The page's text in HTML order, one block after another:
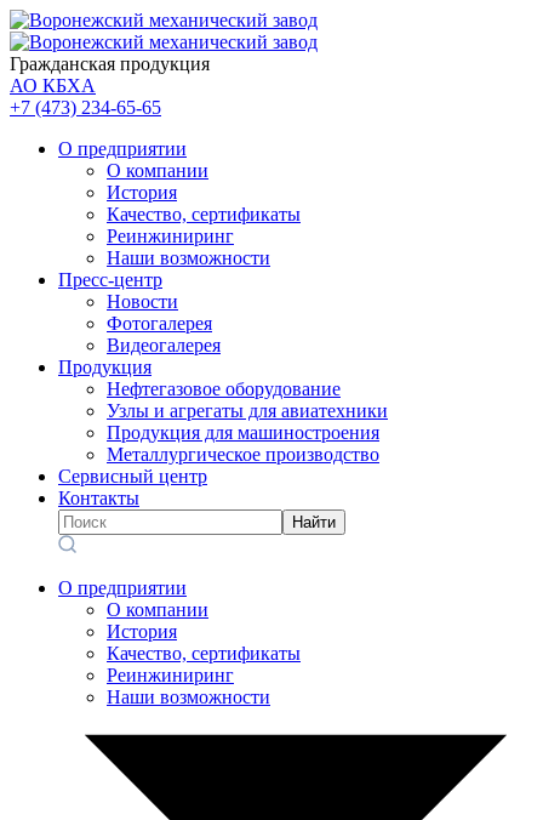
Гражданская продукция
АО КБХА
+7 (473) 234-65-65
О предприятии
О компании
История
Качество, сертификаты
Реинжиниринг
Наши возможности
Пресс-центр
Новости
Фотогалерея
Видеогалерея
Продукция
Нефтегазовое оборудование
Узлы и агрегаты для авиатехники
Продукция для машиностроения
Металлургическое производство
Сервисный центр
Контакты
Найти
О предприятии
О компании
История
Качество, сертификаты
Реинжиниринг
Наши возможности